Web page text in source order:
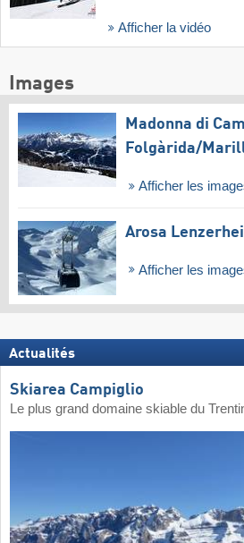
Afficher la vidéo
Images
Madonna di
Folgàrida/​
Afficher les
Arosa
Afficher les
Actualités
Skiarea Campiglio
Le plus grand domaine skiable du